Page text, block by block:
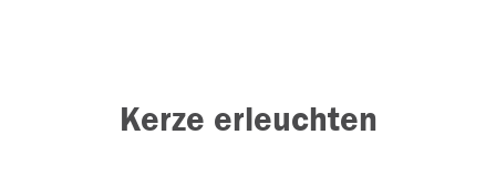
Kerze erleuchten